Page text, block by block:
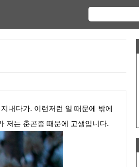
내다가. 이런저런 일 때문에 밖에
저는 춘곤증 때문에 고생입니다.